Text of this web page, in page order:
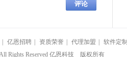
亿恩招聘 资质荣誉 代理加盟 软件定制
Rights Reserved 亿恩科技 版权所有